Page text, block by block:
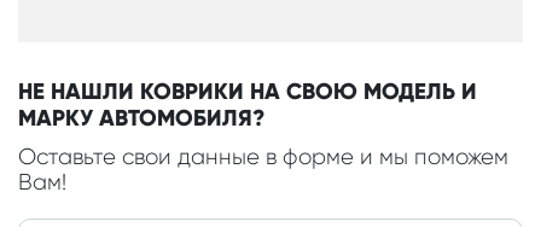
НЕ НАШЛИ КОВРИКИ НА СВОЮ МОДЕЛЬ И
МАРКУ АВТОМОБИЛЯ?
Оставьте свои данные в форме и мы поможем
Вам!